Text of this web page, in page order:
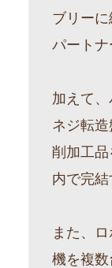
ブリー
パートナ
加えて
ネジ転
削加工
内で完結
また、
機を複数